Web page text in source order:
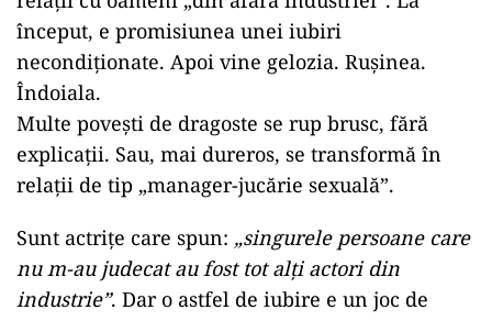
început, e promisiunea unei iubiri
necondiționate. Apoi vine gelozia. Rușinea.
Îndoiala.
Multe povești de dragoste se rup brusc, fără
explicații. Sau, mai dureros, se transformă în
relații de tip „manager-jucărie sexuală”.
Sunt actrițe care spun: „singurele persoane care
nu m-au judecat au fost tot alți actori din
industrie”. Dar o astfel de iubire e un joc de